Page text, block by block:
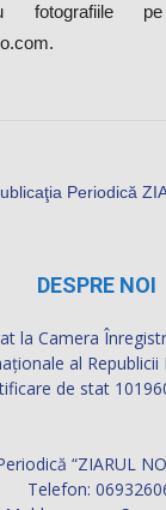
fotografiile
DESPRE NOI
la Camera
al
de stat
“ZIARUL
Telefon: